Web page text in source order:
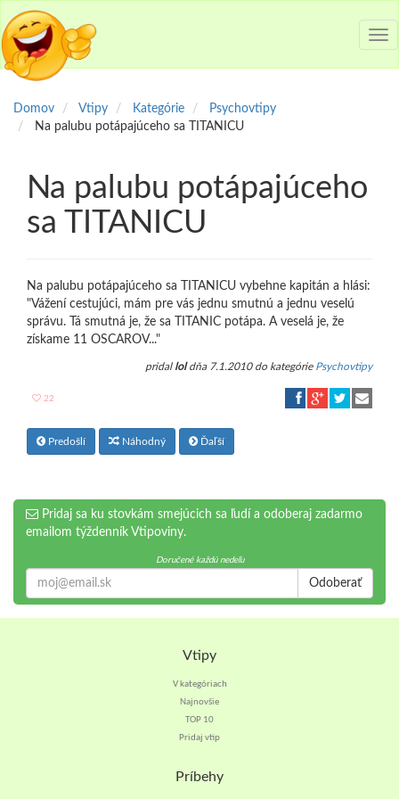
Domov Vtipy Kategórie
Psychovtipy
Na palubu potápajúceho sa TITANICU
Na palubu potápajúceho
sa TITANICU
Na palubu potápajúceho sa TITANICU vybehne kapitán a hlási:
"Vážení cestujúci, mám pre vás jednu smutnú a jednu veselú
správu. Tá smutná je, že sa TITANIC potápa. A veselá je, že
získame 11 OSCAROV..."
pridal loldňa 7.1.2010 do kategórie Psychovtipy
22
Predošlí Náhodný Ďaľší
Pridaj sa ku stovkám smejúcich sa ľudí a odoberaj zadarmo
emailom týždenník Vtipoviny.
Doručené každú nedeľu
Odoberať
Vtipy
V kategóriach
Najnovšie
TOP 10
Pridaj vtip
Príbehy